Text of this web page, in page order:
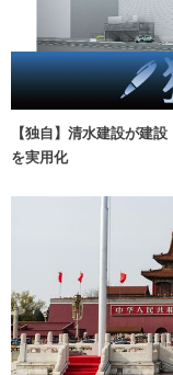
【独自】清水建設が建
を実用化